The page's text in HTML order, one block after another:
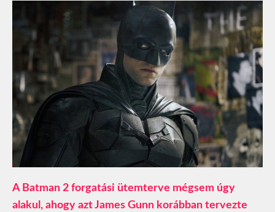
A Batman 2 forgatási ütemterve mégsem úgy
alakul, ahogy azt James Gunn korábban tervezte